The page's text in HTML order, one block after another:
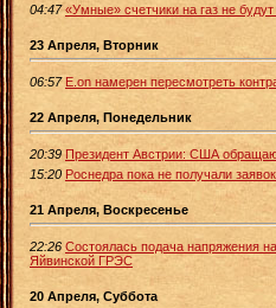
04:47 «Умные» счетчики на газ не
23 Апреля, Вторник
06:57 E.on намерен пересмотреть
22 Апреля, Понедельник
20:39 Президент Австрии: США
15:20 Роснедра пока не получали
21 Апреля, Воскресенье
22:26 Состоялась подача напряжения
Яйвинской ГРЭС
20 Апреля, Суббота